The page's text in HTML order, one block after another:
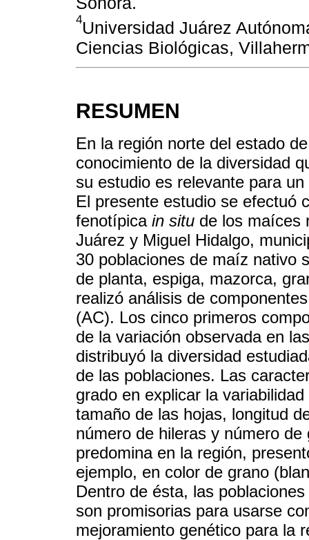
4Universidad Juárez
Ciencias Biológicas,
RESUMEN
En la región norte del estado
conocimiento de la diversidad
su estudio es relevante para
El presente estudio se efectuó
fenotípica in situ de los maíces
Juárez y Miguel Hidalgo,
30 poblaciones de maíz nativo
de planta, espiga, mazorca,
realizó análisis de
(AC). Los cinco primeros
de la variación observada en
distribuyó la diversidad
de las poblaciones. Las
grado en explicar la
tamaño de las hojas, longitud
número de hileras y número
predomina en la región,
ejemplo, en color de grano
Dentro de ésta, las
son promisorias para usarse
mejoramiento genético para la